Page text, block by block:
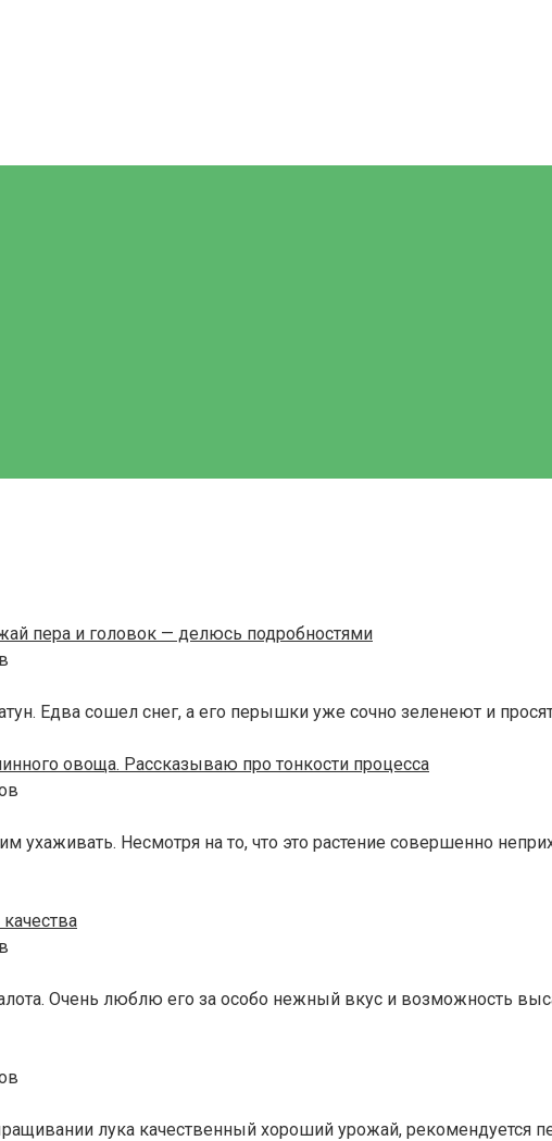
пера и головок — делюсь подробностями
Едва сошел снег, а его перышки уже сочно зеленеют и
овоща. Рассказываю про тонкости процесса
Несмотря на то, что это растение совершенно
Очень люблю его за особо нежный вкус и возможность
лука качественный хороший урожай, рекомендуется